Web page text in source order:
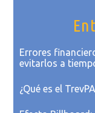
Errores
evitarlos a
¿Qué es el